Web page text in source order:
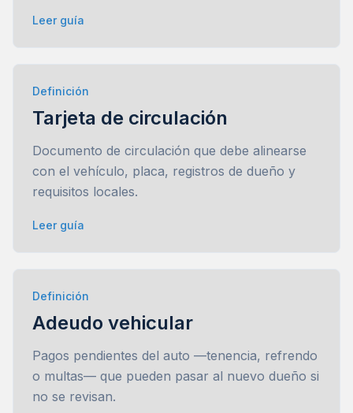
Leer guía
Definición
Tarjeta de circulación
Documento de circulación que debe alinearse
con el vehículo, placa, registros de dueño y
requisitos locales.
Leer guía
Definición
Adeudo vehicular
Pagos pendientes del auto —tenencia, refrendo
o multas— que pueden pasar al nuevo dueño si
no se revisan.